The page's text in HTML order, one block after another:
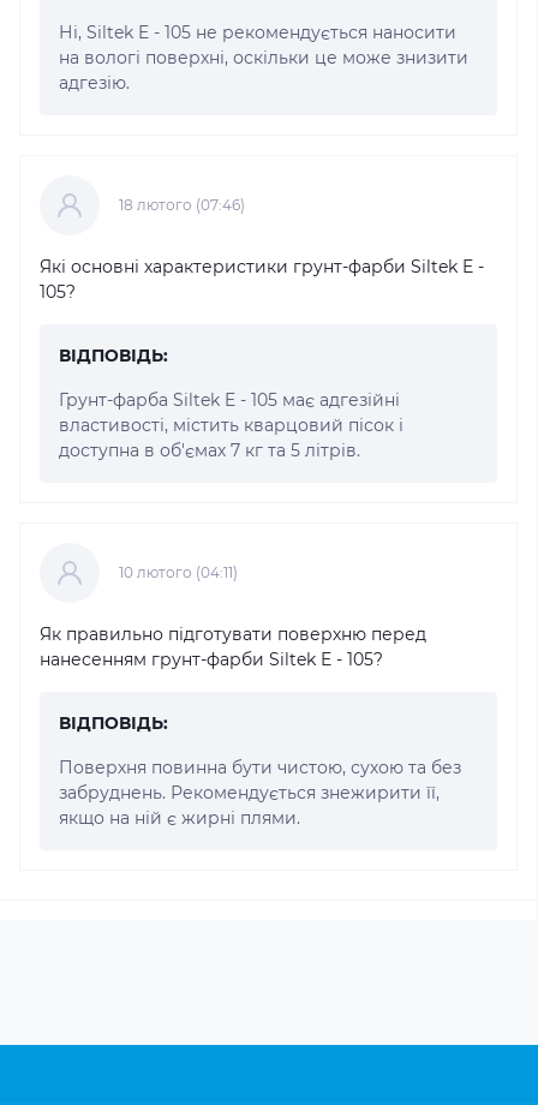
Ні, Siltek E - 105 не рекомендується наносити
на вологі поверхні, оскільки це може знизити
адгезію.
18 лютого (07:46)
Які основні характеристики грунт-фарби Siltek E -
105?
ВІДПОВІДЬ:
Грунт-фарба Siltek E - 105 має адгезійні
властивості, містить кварцовий пісок і
доступна в об'ємах 7 кг та 5 літрів.
10 лютого (04:11)
Як правильно підготувати поверхню перед
нанесенням грунт-фарби Siltek E - 105?
ВІДПОВІДЬ:
Поверхня повинна бути чистою, сухою та без
забруднень. Рекомендується знежирити її,
якщо на ній є жирні плями.